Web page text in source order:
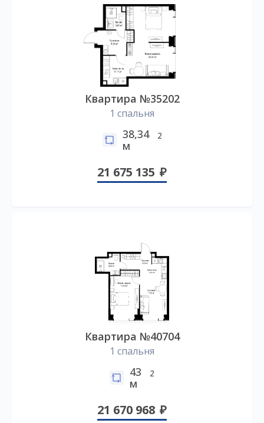
Квартира №35202
1 спальня
38,34
м
2
21 675 135
Квартира №40704
1 спальня
43
м
2
21 670 968